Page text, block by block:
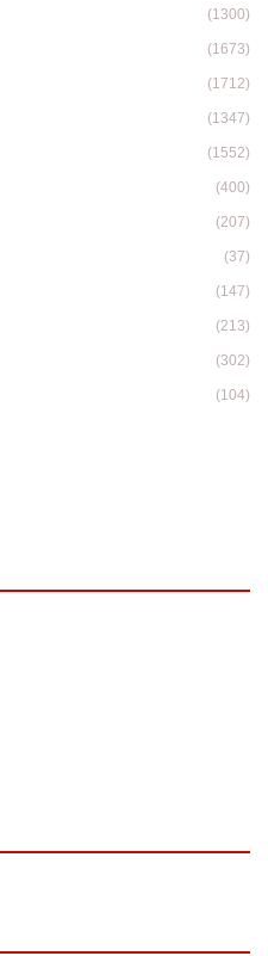
(1300)
(1673)
(1712)
(1347)
(1552)
(400)
(207)
(37)
(147)
(213)
(302)
(104)